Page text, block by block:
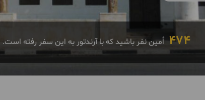
474 اٌمین نفر باشید که با آرندتور به این سفر رفته است.